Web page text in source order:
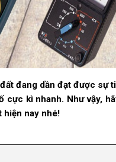
đang dần đạt được sự
kì nhanh. Như vậy,
nay nhé!